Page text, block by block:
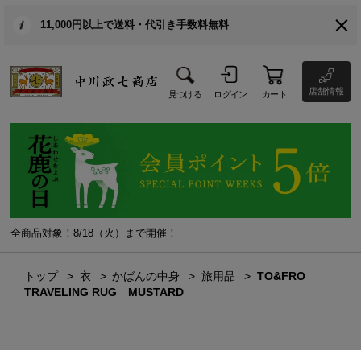
11,000円以上で送料・代引き手数料無料
見つける ログイン カート 店舗情報
全商品対象！8/18（火）まで開催！
トップ 衣 かばんの中身 旅用品
TO&FRO
TRAVELING RUG MUSTARD